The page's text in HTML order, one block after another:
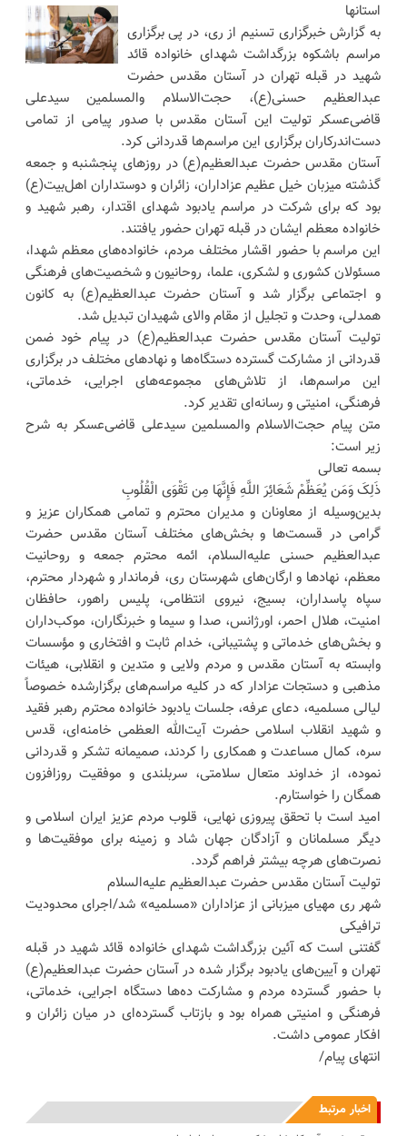
استانها
به گزارش خبرگزاری تسنیم از ری، در پی برگزاری
مراسم باشکوه بزرگداشت شهدای خانواده قائد
شهید در قبله تهران در آستان مقدس حضرت
عبدالعظیم حسنی(ع)، حجت‌الاسلام والمسلمین سیدعلی
قاضی‌عسکر تولیت این آستان مقدس با صدور پیامی از تمامی
دست‌اندرکاران برگزاری این مراسم‌ها قدردانی کرد.
آستان مقدس حضرت عبدالعظیم(ع) در روزهای پنجشنبه و جمعه
گذشته میزبان خیل عظیم عزاداران، زائران و دوستداران اهل‌بیت(ع)
بود که برای شرکت در مراسم یادبود شهدای اقتدار، رهبر شهید و
خانواده معظم ایشان در قبله تهران حضور یافتند.
این مراسم با حضور اقشار مختلف مردم، خانواده‌های معظم شهدا،
مسئولان کشوری و لشکری، علما، روحانیون و شخصیت‌های فرهنگی
و اجتماعی برگزار شد و آستان حضرت عبدالعظیم(ع) به کانون
همدلی، وحدت و تجلیل از مقام والای شهیدان تبدیل شد.
تولیت آستان مقدس حضرت عبدالعظیم(ع) در پیام خود ضمن
قدردانی از مشارکت گسترده دستگاه‌ها و نهادهای مختلف در برگزاری
این مراسم‌ها، از تلاش‌های مجموعه‌های اجرایی، خدماتی،
فرهنگی، امنیتی و رسانه‌ای تقدیر کرد.
متن پیام حجت‌الاسلام والمسلمین سیدعلی قاضی‌عسکر به شرح
زیر است:
بسمه تعالی
ذَلِکَ وَمَن یُعَظِّمْ شَعَائِرَ اللَّهِ فَإِنَّهَا مِن تَقْوَى الْقُلُوبِ
بدین‌وسیله از معاونان و مدیران محترم و تمامی همکاران عزیز و
گرامی در قسمت‌ها و بخش‌های مختلف آستان مقدس حضرت
عبدالعظیم حسنی علیه‌السلام، ائمه محترم جمعه و روحانیت
معظم، نهادها و ارگان‌های شهرستان ری، فرماندار و شهردار محترم،
سپاه پاسداران، بسیج، نیروی انتظامی، پلیس راهور، حافظان
امنیت، هلال احمر، اورژانس، صدا و سیما و خبرنگاران، موکب‌داران
و بخش‌های خدماتی و پشتیبانی، خدام ثابت و افتخاری و مؤسسات
وابسته به آستان مقدس و مردم ولایی و متدین و انقلابی، هیئات
مذهبی و دستجات عزادار که در کلیه مراسم‌های برگزارشده خصوصاً
لیالی مسلمیه، دعای عرفه، جلسات یادبود خانواده محترم رهبر فقید
و شهید انقلاب اسلامی حضرت آیت‌الله العظمی خامنه‌ای، قدس
سره، کمال مساعدت و همکاری را کردند، صمیمانه تشکر و قدردانی
نموده، از خداوند متعال سلامتی، سربلندی و موفقیت روزافزون
همگان را خواستارم.
امید است با تحقق پیروزی نهایی، قلوب مردم عزیز ایران اسلامی و
دیگر مسلمانان و آزادگان جهان شاد و زمینه برای موفقیت‌ها و
نصرت‌های هرچه بیشتر فراهم گردد.
تولیت آستان مقدس حضرت عبدالعظیم علیه‌السلام
شهر ری مهیای میزبانی از عزاداران «مسلمیه» شد/اجرای محدودیت‌
ترافیکی
گفتنی است که آئین بزرگداشت شهدای خانواده قائد شهید در قبله
تهران و آیین‌های یادبود برگزار شده در آستان حضرت عبدالعظیم(ع)
با حضور گسترده مردم و مشارکت ده‌ها دستگاه اجرایی، خدماتی،
فرهنگی و امنیتی همراه بود و بازتاب گسترده‌ای در میان زائران و
افکار عمومی داشت.
انتهای پیام/
اخبار مرتبط